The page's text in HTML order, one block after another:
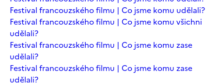
Festival francouzského filmu | Co jsme komu udělali?
Festival francouzského filmu | Co jsme komu všichni
udělali?
Festival francouzského filmu | Co jsme komu zase
udělali?
Festival francouzského filmu | Co jsme komu zase
udělali?